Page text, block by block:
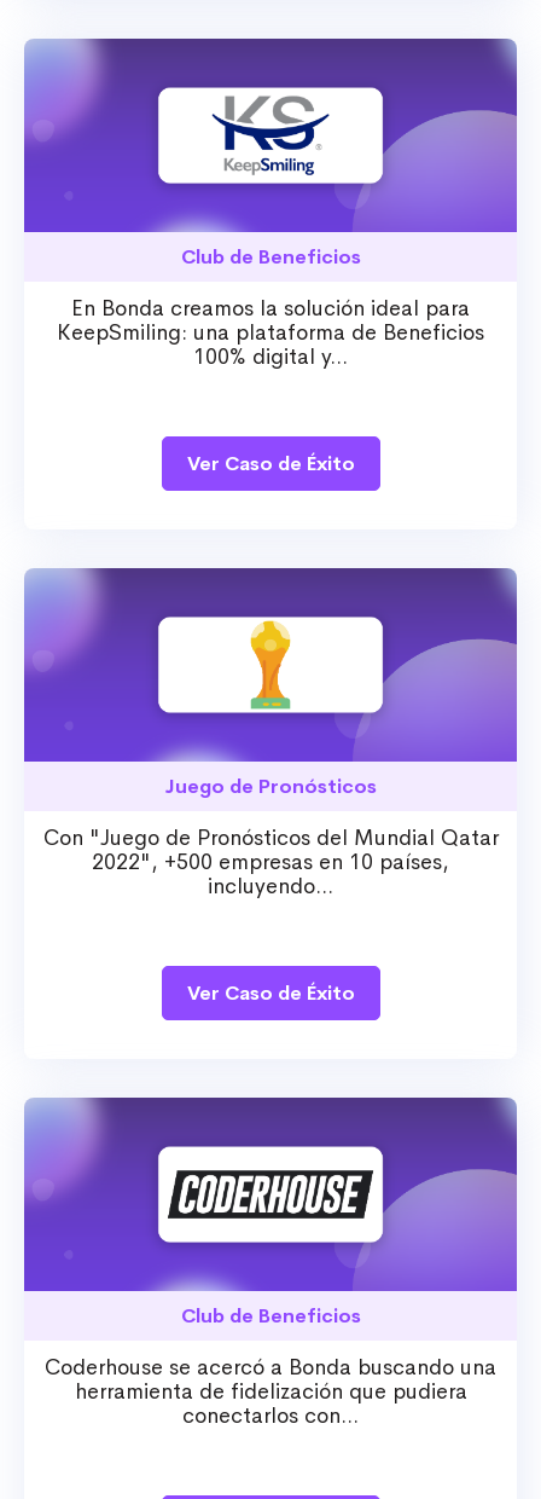
Club de Beneficios
En Bonda creamos la solución ideal para
KeepSmiling: una plataforma de Beneficios
100% digital y...
Ver Caso de Éxito
Juego de Pronósticos
Con "Juego de Pronósticos del Mundial Qatar
2022", +500 empresas en 10 países,
incluyendo...
Ver Caso de Éxito
Club de Beneficios
Coderhouse se acercó a Bonda buscando una
herramienta de fidelización que pudiera
conectarlos con...